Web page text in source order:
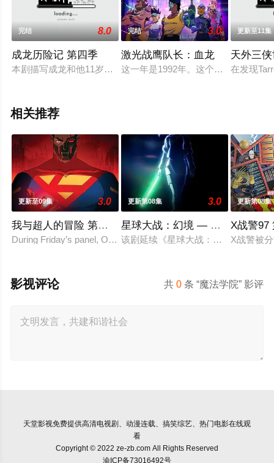
完结 8.0
成龙历险记 第四季
本剧描写成龙和他11岁的侄女小玉历险于世界各地的故事。在
完结 3.0
激光战鹰队长：血龙
这一年是1992年。这个以前被称为
更新至11集
天外三
在发现
相关推荐
更新至09集 3.0
我与超人的冒险 第三季
During Friday’s panel, Ouweleen also revealed that “My
更新第08集 3.0
星球大战：幻境 — 第九个绝地
该剧延续《星球大战：幻境》的世界
更新第08集
X战警97
X战警被
共0 条 “魔法学院” 影评
影视评论
天堂影视免费提供高清电视剧、动漫连载、搞笑综艺、热门电影在线观
看
Copyright © 2022 ze-zb.com All Rights Reserved
渝ICP备73016492号